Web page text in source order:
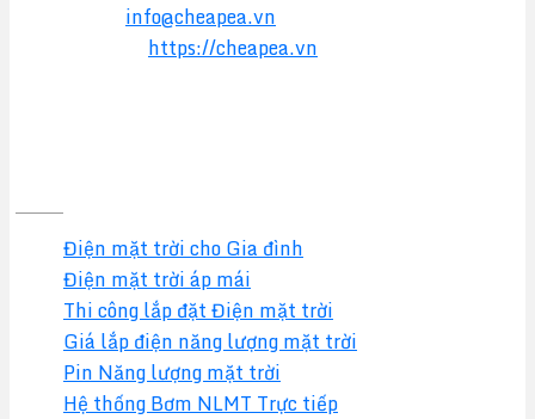
info@cheapea.vn
https://cheapea.vn
Điện mặt trời cho Gia đình
Điện mặt trời áp mái
Thi công lắp đặt Điện mặt trời
Giá lắp điện năng lượng mặt trời
Pin Năng lượng mặt trời
Hệ thống Bơm NLMT Trực tiếp